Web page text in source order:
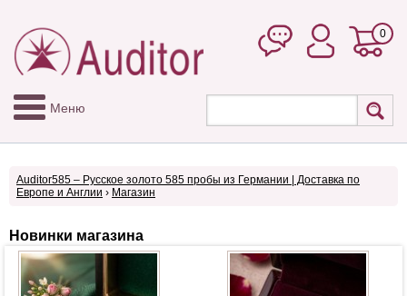
0
Меню
Auditor585 – Русское золото 585 пробы из Германии | Доставка по
Европе и Англии › Магазин
Новинки магазина